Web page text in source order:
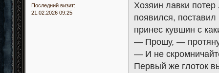
Последний визит:
21.02.2026 09:25
Хозяин лавки
появился,
принес кувшин с
— Прошу, —
— И не
Первый же глоток